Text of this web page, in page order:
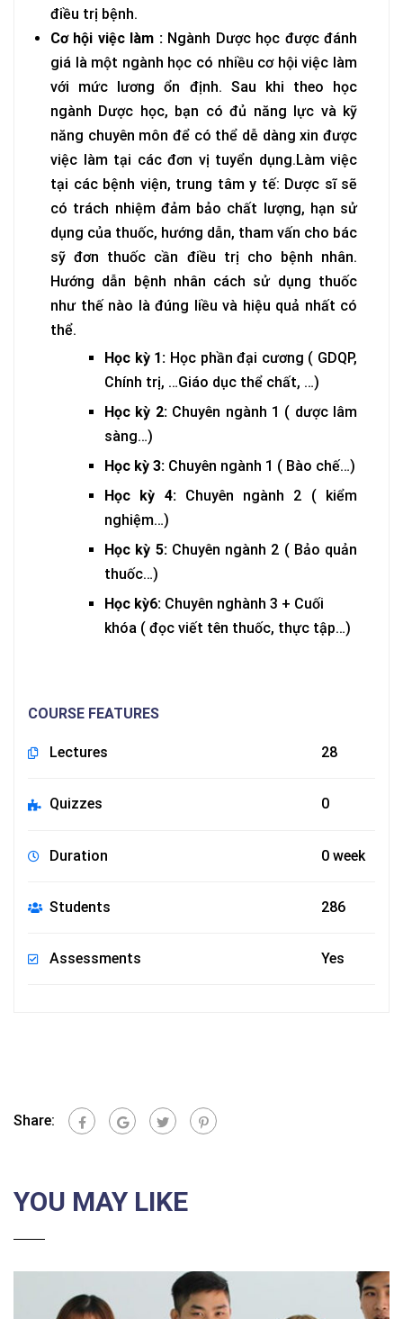
điều trị bệnh.
Cơ hội việc làm :Ngành Dược học được đánh
giá là một ngành học có nhiều cơ hội việc làm
với mức lương ổn định. Sau khi theo học
ngành Dược học, bạn có đủ năng lực và kỹ
năng chuyên môn để có thể dễ dàng xin được
việc làm tại các đơn vị tuyển dụng.Làm việc
tại các bệnh viện, trung tâm y tế: Dược sĩ sẽ
có trách nhiệm đảm bảo chất lượng, hạn sử
dụng của thuốc, hướng dẫn, tham vấn cho bác
sỹ đơn thuốc cần điều trị cho bệnh nhân.
Hướng dẫn bệnh nhân cách sử dụng thuốc
như thế nào là đúng liều và hiệu quả nhất có
thể.
Học kỳ 1: Học phần đại cương ( GDQP,
Chính trị, …Giáo dục thể chất, …)
Học kỳ 2:Chuyên ngành 1 ( dược lâm
sàng…)
Học kỳ 3: Chuyên ngành 1 ( Bào chế…)
Học kỳ 4:Chuyên ngành 2 ( kiểm
nghiệm…)
Học kỳ 5:Chuyên ngành 2 ( Bảo quản
thuốc…)
Học kỳ6: Chuyên nghành 3 + Cuối
khóa ( đọc viết tên thuốc, thực tập…)
COURSE FEATURES
Lectures 28
Quizzes 0
Duration 0 week
Students 286
Assessments Yes
Share:
YOU MAY LIKE